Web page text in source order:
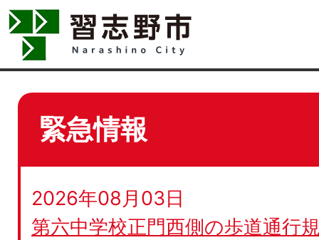
緊急情報
2026年08月03日
第六中学校正門西側の歩道通行